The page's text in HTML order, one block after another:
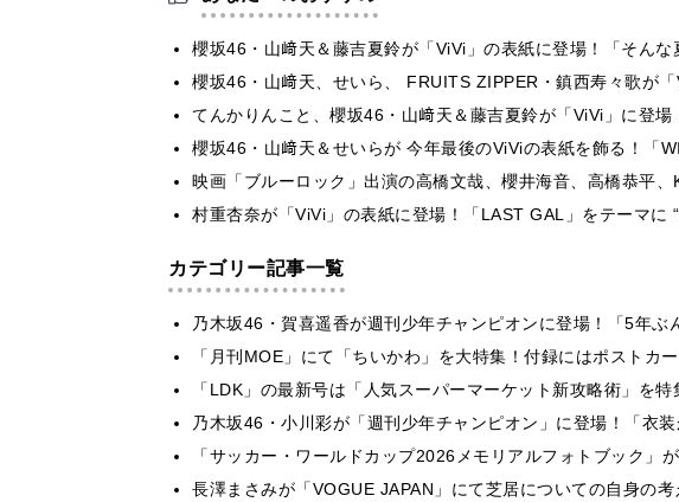
櫻坂46・山﨑天＆藤吉夏鈴が「ViVi」の表紙に登場！「そんな
櫻坂46・山﨑天、せいら、 FRUITS ZIPPER・鎮西寿々歌が「
てんかりんこと、櫻坂46・山﨑天＆藤吉夏鈴が「ViVi」に登場
櫻坂46・山﨑天＆せいらが 今年最後のViViの表紙を飾る！「
映画「ブルーロック」出演の高橋文哉、櫻井海音、高橋恭平、
村重杏奈が「ViVi」の表紙に登場！「LAST GAL」をテーマに
カテゴリー記事一覧
乃木坂46・賀喜遥香が週刊少年チャンピオンに登場！「5年
「月刊MOE」にて「ちいかわ」を大特集！付録にはポストカ
「LDK」の最新号は「人気スーパーマーケット新攻略術」を
乃木坂46・小川彩が「週刊少年チャンピオン」に登場！「衣
「サッカー・ワールドカップ2026メモリアルフォトブック」
長澤まさみが「VOGUE JAPAN」にて芝居についての自身の